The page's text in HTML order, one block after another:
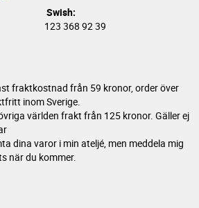
Swish:
368 92 39
fraktkostnad från 59 kronor, order över
inom Sverige.
världen frakt från 125 kronor. Gäller ej
dina varor i min ateljé, men meddela mig
när du kommer.